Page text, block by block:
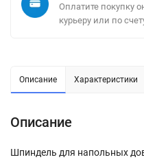
Оплатите покупку
курьеру или по
Описание Характеристики
Описание
Шпиндель для напольных